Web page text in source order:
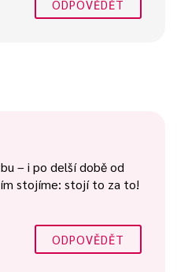
ODPOVĚDĚT
– i po delší době od
stojíme: stojí to za to!
ODPOVĚDĚT